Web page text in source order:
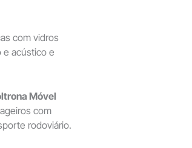
com vidros
e acústico e
Móvel
com
rodoviário.